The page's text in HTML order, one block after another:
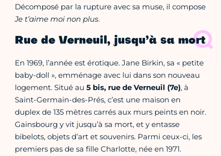
Décomposé par la rupture avec sa muse, il compose
Je t’aime moi non plus.
Rue de Verneuil, jusqu’à sa mort
En 1969, l’année est érotique. Jane Birkin, sa « petite
baby-doll », emménage avec lui dans son nouveau
logement. Situé au 5 bis, rue de Verneuil (7e), à
Saint-Germain-des-Prés, c’est une maison en
duplex de 135 mètres carrés aux murs peints en noir.
Gainsbourg y vit jusqu’à sa mort, et y entasse
bibelots, objets d’art et souvenirs. Parmi ceux-ci, les
premiers pas de sa fille Charlotte, née en 1971.